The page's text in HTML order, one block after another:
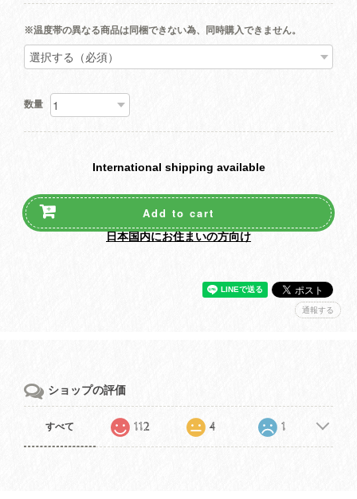
※温度帯の異なる商品は同梱できない為、同時購入できません。
数量
International shipping available
Add to cart
日本国内にお住まいの方向け
通報する
ショップの評価
すべて 112 4 1